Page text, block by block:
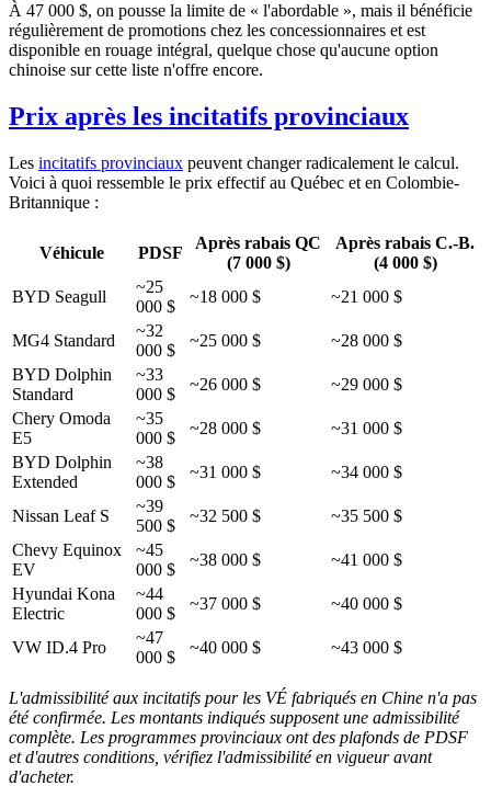
À 47 000 $, on pousse la limite de « l'abordable », mais il bénéficie
régulièrement de promotions chez les concessionnaires et est
disponible en rouage intégral, quelque chose qu'aucune option
chinoise sur cette liste n'offre encore.
Prix après les incitatifs provinciaux
Les incitatifs provinciaux peuvent changer radicalement le calcul.
Voici à quoi ressemble le prix effectif au Québec et en Colombie-
Britannique :
Véhicule PDSF
Après rabais QC
(7 000 $)
Après rabais C.-B.
(4 000 $)
BYD Seagull
~25
000 $
~18 000 $ ~21 000 $
MG4 Standard
~32
000 $
~25 000 $
~28 000 $
BYD Dolphin
Standard
~33
000 $
~26 000 $
~29 000 $
Chery Omoda
E5
~35
000 $
~28 000 $
~31 000 $
BYD Dolphin
Extended
~38
000 $
~31 000 $ ~34 000 $
Nissan Leaf S
~39
500 $
~32 500 $
~35 500 $
Chevy Equinox
EV
~45
000 $
~38 000 $
~41 000 $
Hyundai Kona
Electric
~44
000 $
~37 000 $ ~40 000 $
VW ID.4 Pro
~47
000 $
~40 000 $ ~43 000 $
L'admissibilité aux incitatifs pour les VÉ fabriqués en Chine n'a pas
été confirmée. Les montants indiqués supposent une admissibilité
complète. Les programmes provinciaux ont des plafonds de PDSF
et d'autres conditions, vérifiez l'admissibilité en vigueur avant
d'acheter.